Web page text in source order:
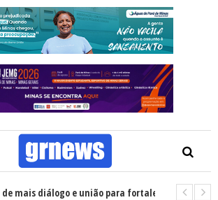
diálogo e união para fortalecer Minas e Pará